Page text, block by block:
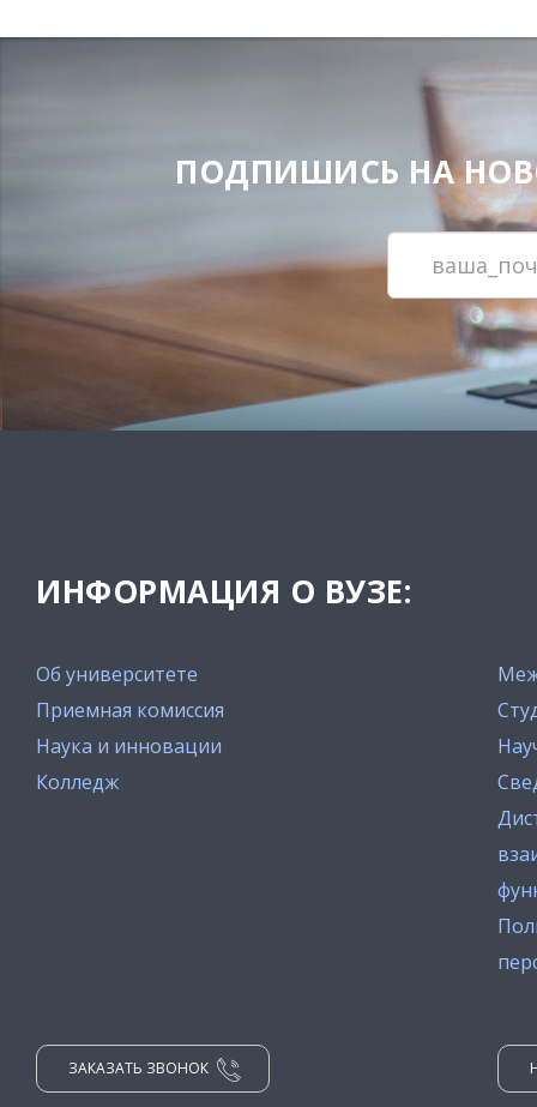
ПОДПИШИСЬ НА
ИНФОРМАЦИЯ О ВУЗЕ:
Об университете
Приемная комиссия
Наука и инновации
Колледж
ЗАКАЗАТЬ ЗВОНОК